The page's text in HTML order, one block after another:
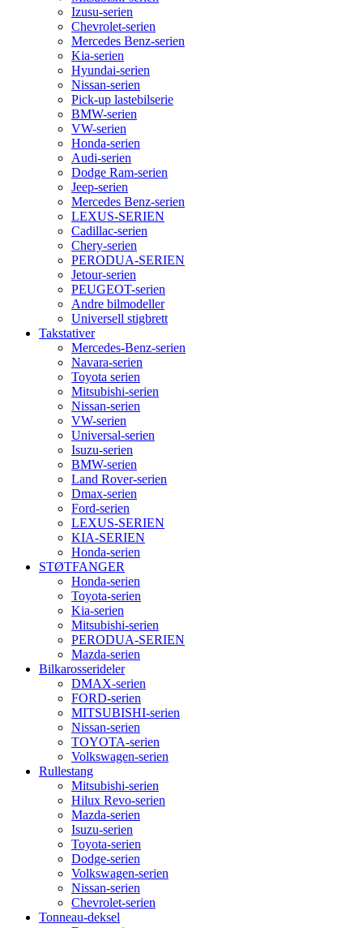
Izusu-serien
Chevrolet-serien
Mercedes Benz-serien
Kia-serien
Hyundai-serien
Nissan-serien
Pick-up lastebilserie
BMW-serien
VW-serien
Honda-serien
Audi-serien
Dodge Ram-serien
Jeep-serien
Mercedes Benz-serien
LEXUS-SERIEN
Cadillac-serien
Chery-serien
PERODUA-SERIEN
Jetour-serien
PEUGEOT-serien
Andre bilmodeller
Universell stigbrett
Takstativer
Mercedes-Benz-serien
Navara-serien
Toyota serien
Mitsubishi-serien
Nissan-serien
VW-serien
Universal-serien
Isuzu-serien
BMW-serien
Land Rover-serien
Dmax-serien
Ford-serien
LEXUS-SERIEN
KIA-SERIEN
Honda-serien
STØTFANGER
Honda-serien
Toyota-serien
Kia-serien
Mitsubishi-serien
PERODUA-SERIEN
Mazda-serien
Bilkarosserideler
DMAX-serien
FORD-serien
MITSUBISHI-serien
Nissan-serien
TOYOTA-serien
Volkswagen-serien
Rullestang
Mitsubishi-serien
Hilux Revo-serien
Mazda-serien
Isuzu-serien
Toyota-serien
Dodge-serien
Volkswagen-serien
Nissan-serien
Chevrolet-serien
Tonneau-deksel